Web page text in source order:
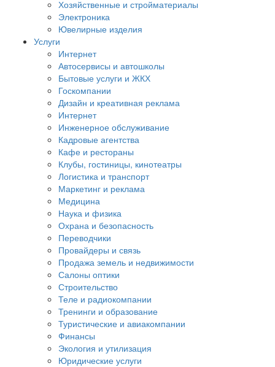
Хозяйственные и стройматериалы
Электроника
Ювелирные изделия
Услуги
Интернет
Автосервисы и автошколы
Бытовые услуги и ЖКХ
Госкомпании
Дизайн и креативная реклама
Интернет
Инженерное обслуживание
Кадровые агентства
Кафе и рестораны
Клубы, гостиницы, кинотеатры
Логистика и транспорт
Маркетинг и реклама
Медицина
Наука и физика
Охрана и безопасность
Переводчики
Провайдеры и связь
Продажа земель и недвижимости
Салоны оптики
Строительство
Теле и радиокомпании
Тренинги и образование
Туристические и авиакомпании
Финансы
Экология и утилизация
Юридические услуги